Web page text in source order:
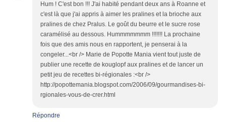
Hum ! C'est bon !!! J'ai habité pendant deux ans à Roanne et
c'est là que j'ai appris à aimer les pralines et la brioche aux
pralines de chez Pralus. Le goût du beurre et le sucre rose
caramélisé au dessous. Hummmmmmm !!!!!!! La prochaine
fois que des amis nous en rapportent, je penserai à la
congeler...<br /> Marie de Popotte Mania vient tout juste de
publier une recette de kouglopf aux pralines et de lancer un
petit jeu de recettes bi-régionales :<br />
http://popottemania.blogspot.com/2006/09/gourmandises-bi-
rgionales-vous-de-crer.html
Répondre